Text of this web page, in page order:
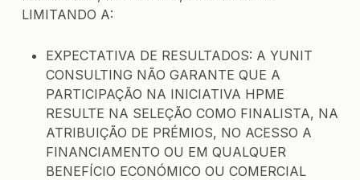
LIMITANDO A:
EXPECTATIVA DE RESULTADOS: A YUNIT
CONSULTING NÃO GARANTE QUE A
PARTICIPAÇÃO NA INICIATIVA HPME
RESULTE NA SELEÇÃO COMO FINALISTA, NA
ATRIBUIÇÃO DE PRÉMIOS, NO ACESSO A
FINANCIAMENTO OU EM QUALQUER
BENEFÍCIO ECONÓMICO OU COMERCIAL